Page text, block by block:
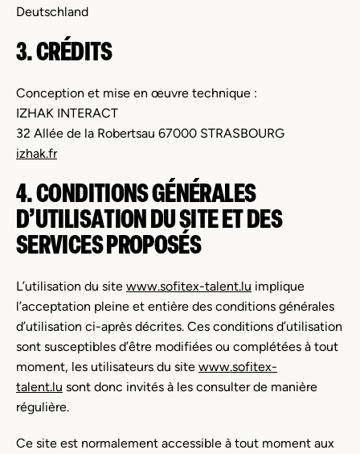
Deutschland
3. CRÉDITS
Conception et mise en œuvre technique :
IZHAK INTERACT
32 Allée de la Robertsau 67000 STRASBOURG
izhak.fr
4. CONDITIONS GÉNÉRALES
D’UTILISATION DU SITE ET DES
SERVICES PROPOSÉS
L’utilisation du site www.sofitex-talent.lu implique
l’acceptation pleine et entière des conditions générales
d’utilisation ci-après décrites. Ces conditions d’utilisation
sont susceptibles d’être modifiées ou complétées à tout
moment, les utilisateurs du site www.sofitex-
talent.lu sont donc invités à les consulter de manière
régulière.
Ce site est normalement accessible à tout moment aux